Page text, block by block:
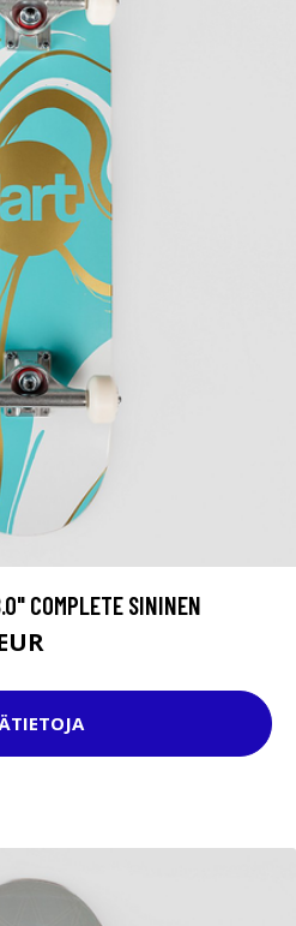
COMPLETE SININEN